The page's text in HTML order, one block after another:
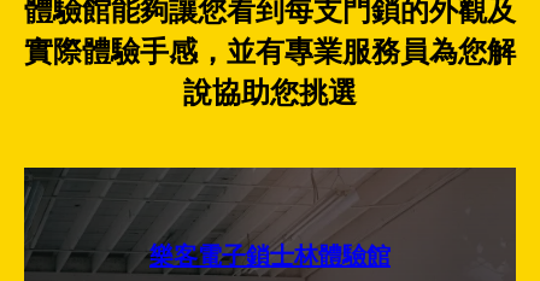
體驗館能夠讓您看到每支門鎖的外觀及
實際體驗手感，並有專業服務員為您解
說協助您挑選
樂客電子鎖士林體驗館